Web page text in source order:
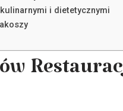
i dietetycznymi